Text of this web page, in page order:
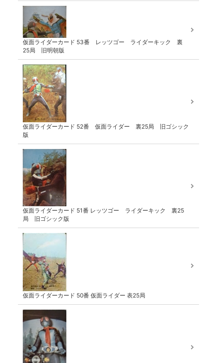
仮面ライダーカード 53番 レッツゴー ライダーキック 裏
25局 旧明朝版
仮面ライダーカード 52番 仮面ライダー 裏25局 旧ゴシック
版
仮面ライダーカード 51番 レッツゴー ライダーキック 裏25
局 旧ゴシック版
仮面ライダーカード 50番 仮面ライダー 表25局